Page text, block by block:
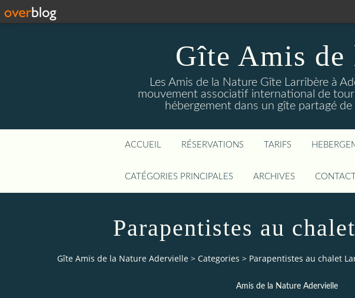
Gîte Amis
Les Amis de la Nature Gîte Larribère à
mouvement associatif international de
hébergement dans un gîte partagé
ACCUEIL RÉSERVATIONS TARIFS
CATÉGORIES PRINCIPALES ARCHIVES CONTACT
Parapentistes au
Gîte Amis de la Nature Adervielle > Categories > Parapentistes au chalet
Amis de la Nature Adervielle